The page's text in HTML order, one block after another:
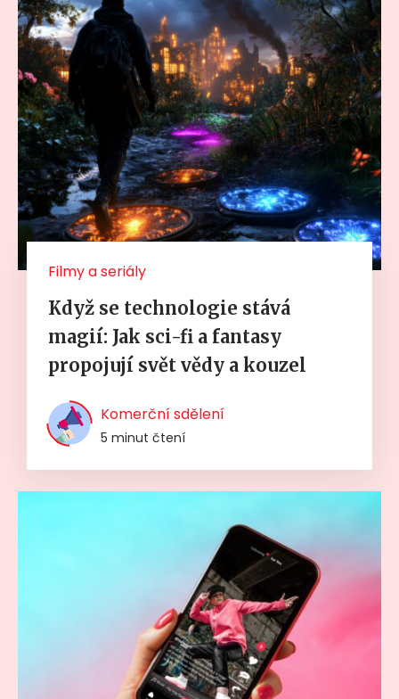
Filmy a seriály
Když se technologie stává
magií: Jak sci-fi a fantasy
propojují svět vědy a kouzel
Komerční sdělení
5 minut čtení